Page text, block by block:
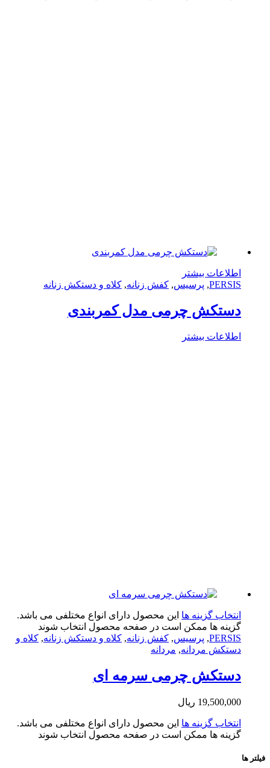
بیشتر
پرسیس, کفش زنانه,کلاه و دستکش زنانه
چرمی مدل کمربندی
بیشتر
گزینه ها این محصول دارای انواع مختلفی می باشد.
ها ممکن است در صفحه محصول انتخاب شوند
پرسیس, کفش زنانه,کلاه و دستکش زنانه,کلاه و
مردانه, مردانه
چرمی سرمه ای
ریال
گزینه ها این محصول دارای انواع مختلفی می باشد.
ها ممکن است در صفحه محصول انتخاب شوند